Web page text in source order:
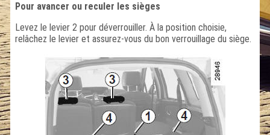
Pour avancer ou reculer les sièges
Levez le levier 2 pour déverrouiller. À la position choisie,
relâchez le levier et assurez-vous du bon verrouillage du siège.